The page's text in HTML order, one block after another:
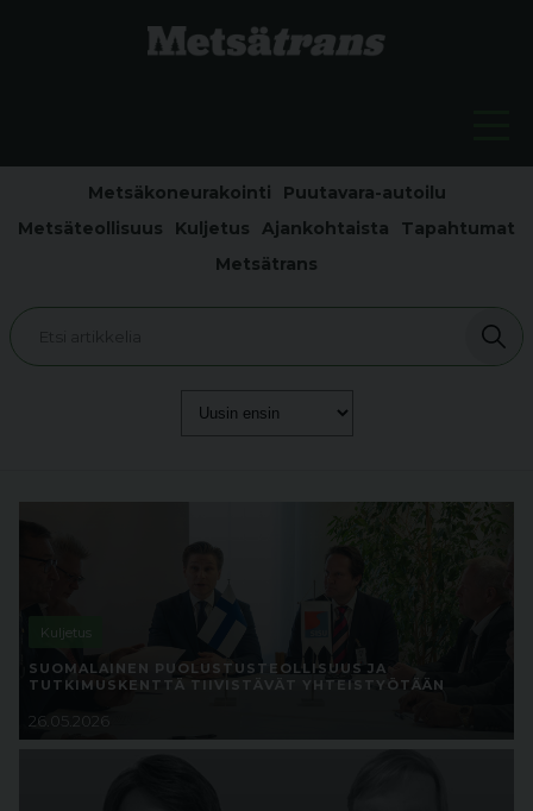
Metsäkoneurakointi
Puutavara-autoilu
Metsäteollisuus
Kuljetus Ajankohtaista
Tapahtumat
Metsätrans
Kuljetus
SUOMALAINEN PUOLUSTUSTEOLLISUUS JA
TUTKIMUSKENTTÄ TIIVISTÄVÄT YHTEISTYÖTÄÄN
26.05.2026